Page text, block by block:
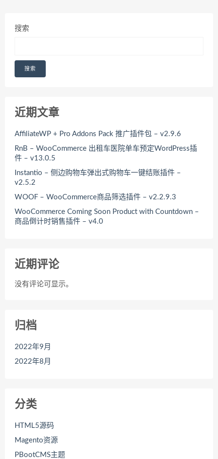
搜索
搜索
近期文章
AffiliateWP + Pro Addons Pack 推广插件包 – v2.9.6
RnB – WooCommerce 出租车医院单车预定WordPress插
件 – v13.0.5
Instantio – 侧边购物车弹出式购物车一键结账插件 –
v2.5.2
WOOF – WooCommerce商品筛选插件 – v2.2.9.3
WooCommerce Coming Soon Product with Countdown –
商品倒计时销售插件 – v4.0
近期评论
没有评论可显示。
归档
2022年9月
2022年8月
分类
HTML5源码
Magento资源
PBootCMS主题